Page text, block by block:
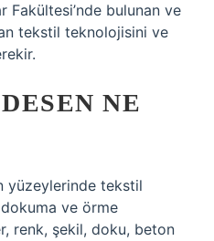
Fakültesi’nde bulunan ve
tekstil teknolojisini ve
NE
yüzeylerinde tekstil
dokuma ve örme
renk, şekil, doku, beton